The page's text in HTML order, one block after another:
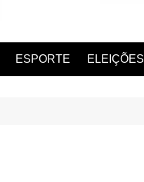
ESPORTE ELEIÇÕES